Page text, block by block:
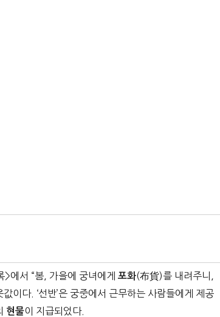
>에서 “봄, 가을에 궁녀에게포화(布貨)를 내려주니,
이다. ‘선반’은 궁중에서 근무하는 사람들에게 제공
현물이 지급되었다.